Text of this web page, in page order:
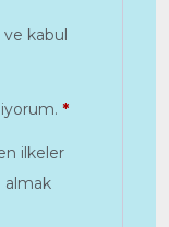
kabul
*
ilkeler
almak